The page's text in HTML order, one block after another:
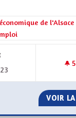
de la catégorie :
de l'Alsace
VOIR